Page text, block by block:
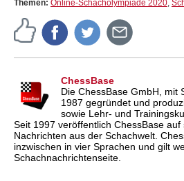
Themen: Online-Schacholympiade 2020,
ChessBase
Die ChessBase GmbH, mit
1987 gegründet und
sowie Lehr- und
Seit 1997 veröffentlich ChessBase
Nachrichten aus der Schachwelt.
inzwischen in vier Sprachen und gilt
Schachnachrichtenseite.